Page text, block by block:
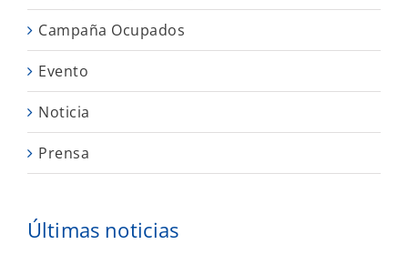
Campaña Ocupados
Evento
Noticia
Prensa
Últimas noticias